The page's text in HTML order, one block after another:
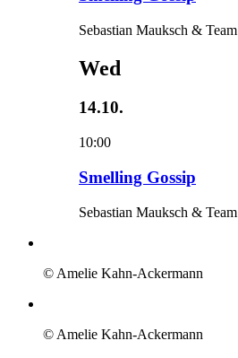
Sebastian Mauksch & Team
Wed
14.10.
10:00
Smelling Gossip
Sebastian Mauksch & Team
© Amelie Kahn-Ackermann
© Amelie Kahn-Ackermann